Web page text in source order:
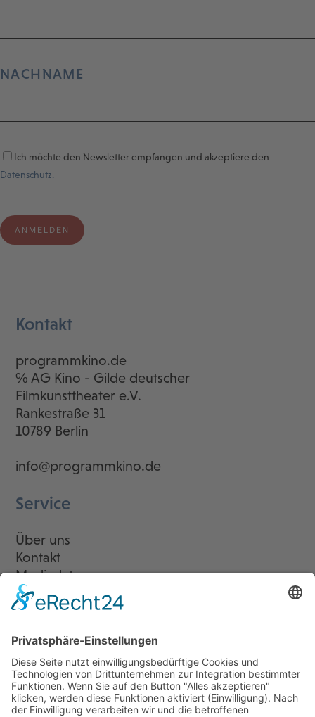
NACHNAME
Ich möchte den Newsletter empfangen und akzeptiere den
Datenschutz.
Kontakt
programmkino.de
℅ AG Kino - Gilde deutscher
Filmkunsttheater e.V.
Rankestraße 31
10789 Berlin
info@programmkino.de
Service
Über uns
Kontakt
Mediadaten
Newsletter
LogIn
Legal
Impressum
Datenschutzerklärung